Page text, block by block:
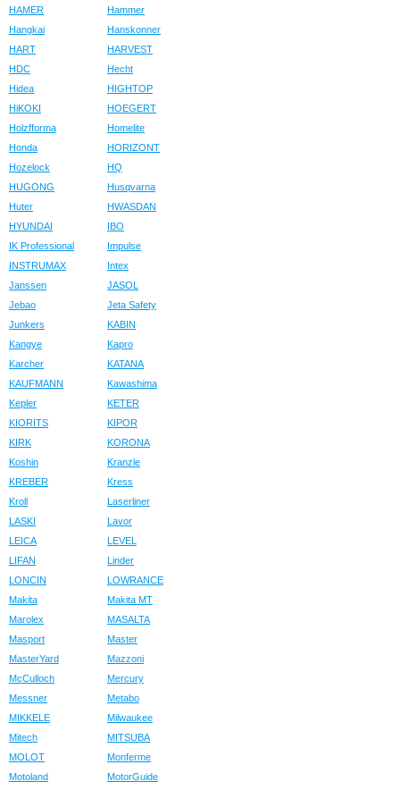
HAMER
Hammer
Hangkai
Hanskonner
HART
HARVEST
HDC
Hecht
Hidea
HIGHTOP
HiKOKI
HOEGERT
Holzfforma
Homelite
Honda
HORIZONT
Hozelock
HQ
HUGONG
Husqvarna
Huter
HWASDAN
HYUNDAI
IBO
IK Professional
Impulse
INSTRUMAX
Intex
Janssen
JASOL
Jebao
Jeta Safety
Junkers
KABIN
Kangye
Kapro
Karcher
KATANA
KAUFMANN
Kawashima
Kepler
KETER
KIORITS
KIPOR
KIRK
KORONA
Koshin
Kranzle
KREBER
Kress
Kroll
Laserliner
LASKI
Lavor
LEICA
LEVEL
LIFAN
Linder
LONCIN
LOWRANCE
Makita
Makita MT
Marolex
MASALTA
Masport
Master
MasterYard
Mazzoni
McCulloch
Mercury
Messner
Metabo
MIKKELE
Milwaukee
Mitech
MITSUBA
MOLOT
Monferme
Motoland
MotorGuide